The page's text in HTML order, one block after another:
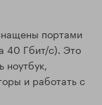
портами
40 Гбит/с). Это
ноутбук,
и работать с